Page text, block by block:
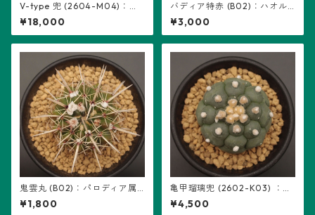
V-type 兜 (2604-M04)：ア
ストロフィツム属 ※実生、2頭
立ち、5稜
¥18,000
バディア特赤 (B02)：ハオル
チア属 ※実生
¥3,000
鬼雲丸 (B02)：パロディア属
※実生
¥1,800
亀甲瑠璃兜 (2602-K03) ：ア
ストロフィツム属 ※実生
¥4,500